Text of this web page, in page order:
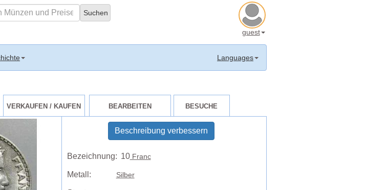
guest
Languages
VERKAUFEN / KAUFEN BEARBEITEN BESUCHE
Beschreibung verbessern
Bezeichnung: 10Franc
Metall: Silber